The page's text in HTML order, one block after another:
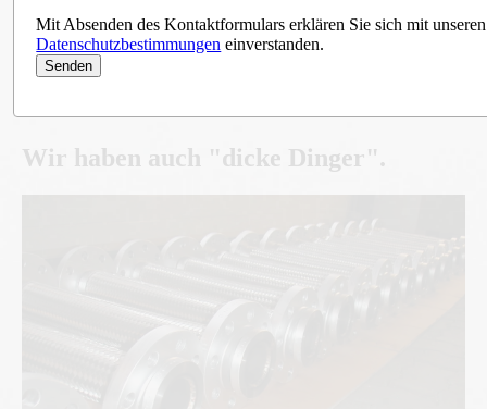
Mit Absenden des Kontaktformulars erklären Sie sich mit unseren
Datenschutzbestimmungen einverstanden.
Wir haben auch "dicke Dinger".